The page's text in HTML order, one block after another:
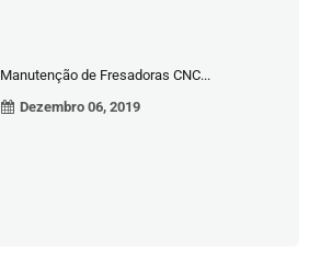
Manutenção de Fresadoras CNC...
Dezembro 06, 2019